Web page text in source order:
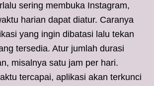
sering membuka Instagram,
harian dapat diatur. Caranya
yang ingin dibatasi lalu tekan
tersedia. Atur jumlah durasi
misalnya satu jam per hari.
tercapai, aplikasi akan terkunci